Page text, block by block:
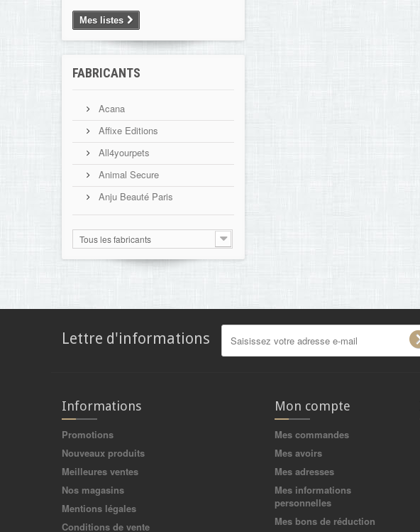
Mes listes
FABRICANTS
Acana
Affixe Editions
All4yourpets
Animal Secure
Anju Beauté Paris
Tous les fabricants
Lettre d'informations
Informations
Promotions
Nouveaux produits
Meilleures ventes
Nos magasins
Mentions légales
Conditions de vente
Mon compte
Mes commandes
Mes avoirs
Mes adresses
Mes informations
personnelles
Mes bons de réduction